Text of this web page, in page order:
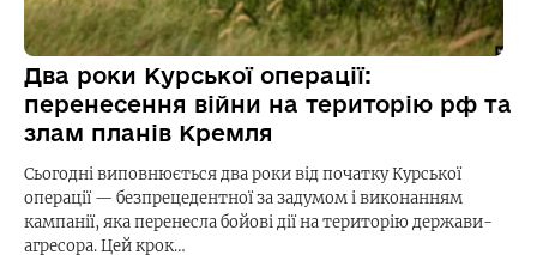
Два роки Курської операції:
перенесення війни на територію рф та
злам планів Кремля
Сьогодні виповнюється два роки від початку Курської
операції — безпрецедентної за задумом і виконанням
кампанії, яка перенесла бойові дії на територію держави-
агресора. Цей крок…